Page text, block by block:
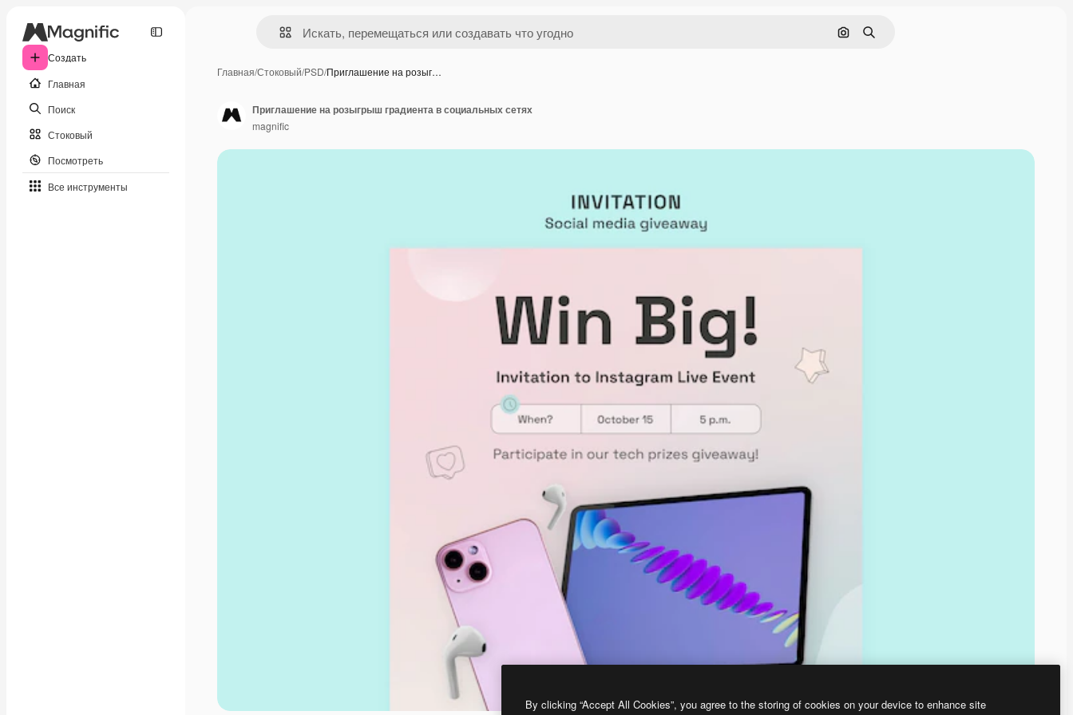
Создать
Главная
Поиск
Стоковый
Посмотреть
Все инструменты
Поиск по изображению
Поиск
Главная/Стоковый/PSD/Приглашение на розыг…
Приглашение на розыгрыш градиента в социальных сетях
magnific
By clicking “Accept All Cookies”, you agree to the storing of cookies on your device to enhance site